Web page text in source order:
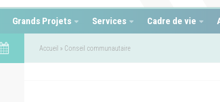
Grands Projets Services Cadre de vie
Accueil » Conseil communautaire